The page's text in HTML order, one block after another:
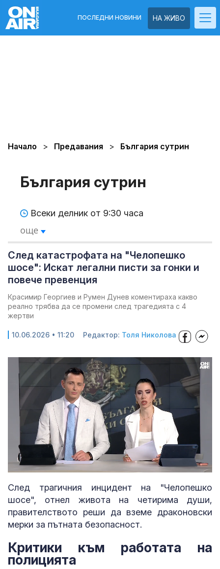
НА ЖИВО
ПОСЛЕДНИ НОВИНИ
Начало Предавания България сутрин
България сутрин
Всеки делник от 9:30 часа
още
След катастрофата на "Челопешко
шосе": Искат легални писти за гонки и
повече превенция
Красимир Георгиев и Румен Дунев коментираха какво
реално трябва да се промени след трагедията с 4
жертви
10.06.2026 • 11:20 Редактор: Толя Николова
Unmute Loaded
3.29%
След трагичния инцидент на "Челопешко
шосе", отнел живота на четирима души,
правителството реши да вземе драконовски
мерки за пътната безопасност.
Критики към работата на
полицията